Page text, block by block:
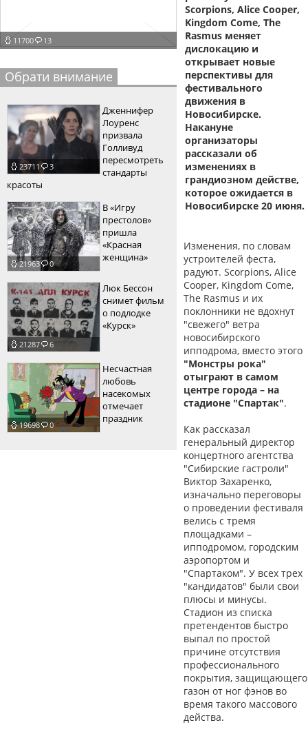
пїЅпїЅпїЅпїЅпїЅпїЅпїЅпїЅпїЅпїЅпїЅ
пїЅпїЅпїЅ
пїЅпїЅпїЅпїЅпїЅпїЅпїЅпїЅпїЅ
пїЅпїЅпїЅ пїЅпїЅпїЅпїЅпїЅ
пїЅпїЅпїЅ пїЅпїЅпїЅпїЅпїЅпїЅ
пїЅпїЅпїЅпїЅпїЅ
пїЅпїЅпїЅпїЅпїЅпїЅпїЅпїЅпїЅпїЅ
пїЅпїЅпїЅпїЅпїЅпїЅпїЅпїЅпїЅпїЅ
11700 13
Обрати внимание
23711 3
Дженнифер
Лоуренс
призвала
Голливуд
пересмотреть
стандарты
красоты
21963 0
В «Игру
престолов»
пришла
«Красная
женщина»
21287 6
Люк Бессон
снимет фильм
о подлодке
«Курск»
19698 0
Несчастная
любовь
насекомых
отмечает
праздник
Scorpions, Alice Cooper,
Kingdom Come, The
Rasmus меняет
дислокацию и
открывает новые
перспективы для
фестивального
движения в
Новосибирске.
Накануне
организаторы
рассказали об
изменениях в
грандиозном действе,
которое ожидается в
Новосибирске 20 июня.
Изменения, по словам
устроителей феста,
радуют. Scorpions, Alice
Cooper, Kingdom Come,
The Rasmus и их
поклонники не вдохнут
"свежего" ветра
новосибирского
ипподрома, вместо этого
"Монстры рока"
отыграют в самом
центре города – на
стадионе "Спартак".
Как рассказал
генеральный директор
концертного агентства
"Сибирские гастроли"
Виктор Захаренко,
изначально переговоры
о проведении фестиваля
велись с тремя
площадками –
ипподромом, городским
аэропортом и
"Спартаком". У всех трех
"кандидатов" были свои
плюсы и минусы.
Стадион из списка
претендентов быстро
выпал по простой
причине отсутствия
профессионального
покрытия, защищающего
газон от ног фэнов во
время такого массового
действа.